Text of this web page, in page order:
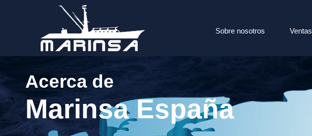
Sobre nosotros Ventas
Acerca de
Marinsa España